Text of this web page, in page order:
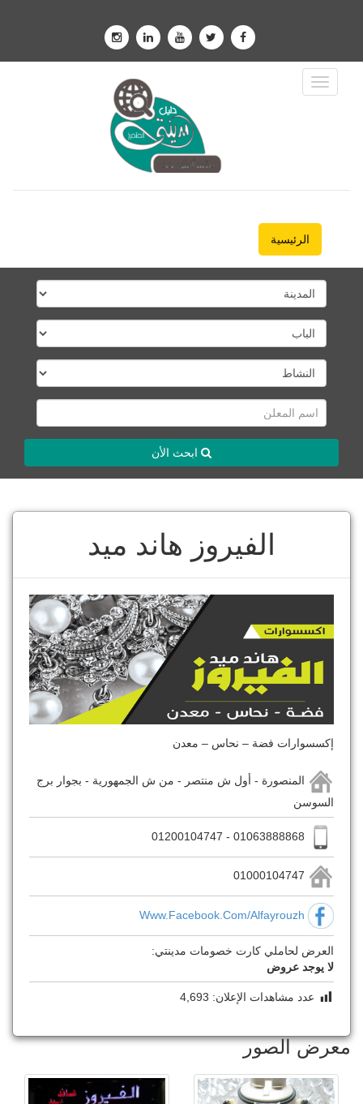
Toggle
Navigation
الرئيسية
ابحث الأن
الفيروز هاند ميد
إكسسوارات فضة – نحاس – معدن
المنصورة - أول ش منتصر - من ش الجمهورية - بجوار برج
السوسن
Www.facebook.com/alfayrouzh
العرض لحاملي كارت خصومات مدينتي:
لا يوجد عروض
عدد مشاهدات الإعلان: 4,693
معرض الصور